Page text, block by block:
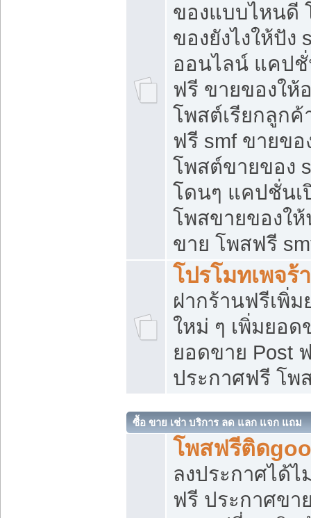
ของแบบไหนดี
ของยังไงให้ปั
ออนไลน์ แคป
ฟรี ขายของให้
โพสต์เรียกลูกค้
ฟรี smf ขายขอ
โพสต์ขายของ
โดนๆ แคปชั่นเ
โพสขายของใ
ขาย โพสฟรี
โปรโมทเพจร้
ฝากร้านฟรีเพิ่
ใหม่ ๆ เพิ่มยอด
ยอดขาย Post
ประกาศฟรี โพ
ซื้อ ขาย เช่า บริการ ลด แลก แจก แถม
โพสฟรีติด
ลงประกาศได้
ฟรี ประกาศข